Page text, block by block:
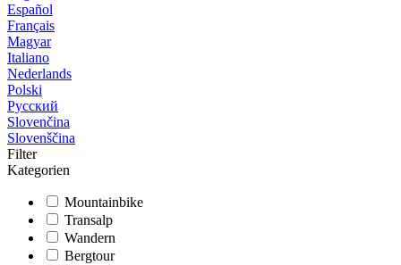
Español
Français
Magyar
Italiano
Nederlands
Polski
Русский
Slovenčina
Slovenščina
Filter
Kategorien
Mountainbike
Transalp
Wandern
Bergtour